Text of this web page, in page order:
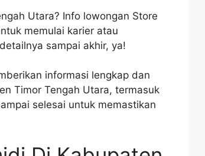
Utara? Info lowongan Store
memulai karier atau
sampai akhir, ya!
informasi lengkap dan
Timor Tengah Utara, termasuk
selesai untuk memastikan